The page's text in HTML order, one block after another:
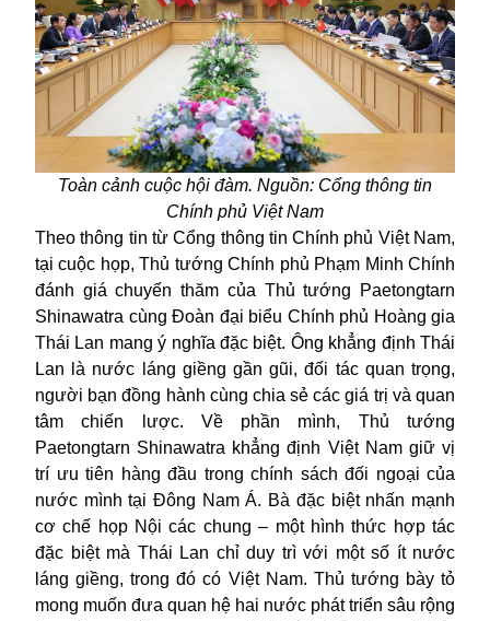
Toàn cảnh cuộc hội đàm. Nguồn: Cổng thông tin
Chính phủ Việt Nam
Theo thông tin từ Cổng thông tin Chính phủ Việt Nam,
tại cuộc họp, Thủ tướng Chính phủ Phạm Minh Chính
đánh giá chuyến thăm của Thủ tướng Paetongtarn
Shinawatra cùng Đoàn đại biểu Chính phủ Hoàng gia
Thái Lan mang ý nghĩa đặc biệt. Ông khẳng định Thái
Lan là nước láng giềng gần gũi, đối tác quan trọng,
người bạn đồng hành cùng chia sẻ các giá trị và quan
tâm chiến lược. Về phần mình, Thủ tướng
Paetongtarn Shinawatra khẳng định Việt Nam giữ vị
trí ưu tiên hàng đầu trong chính sách đối ngoại của
nước mình tại Đông Nam Á. Bà đặc biệt nhấn mạnh
cơ chế họp Nội các chung – một hình thức hợp tác
đặc biệt mà Thái Lan chỉ duy trì với một số ít nước
láng giềng, trong đó có Việt Nam. Thủ tướng bày tỏ
mong muốn đưa quan hệ hai nước phát triển sâu rộng